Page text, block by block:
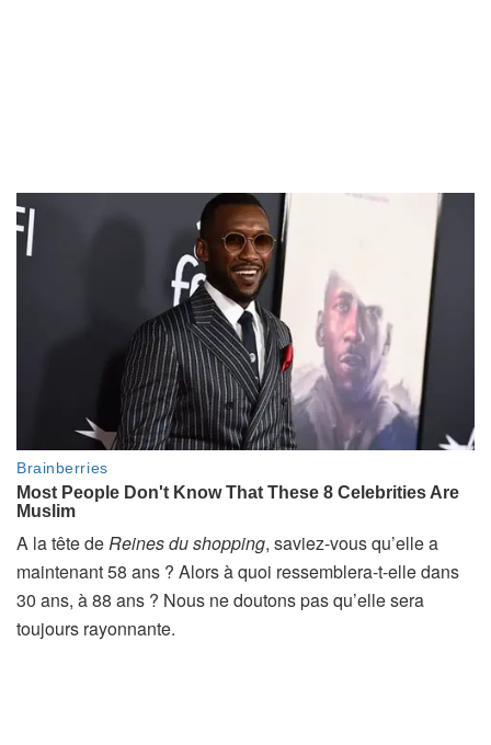
A la tête deReines du shopping, saviez-vous qu’elle a
maintenant 58 ans ? Alors à quoi ressemblera-t-elle dans
30 ans, à 88 ans ? Nous ne doutons pas qu’elle sera
toujours rayonnante.